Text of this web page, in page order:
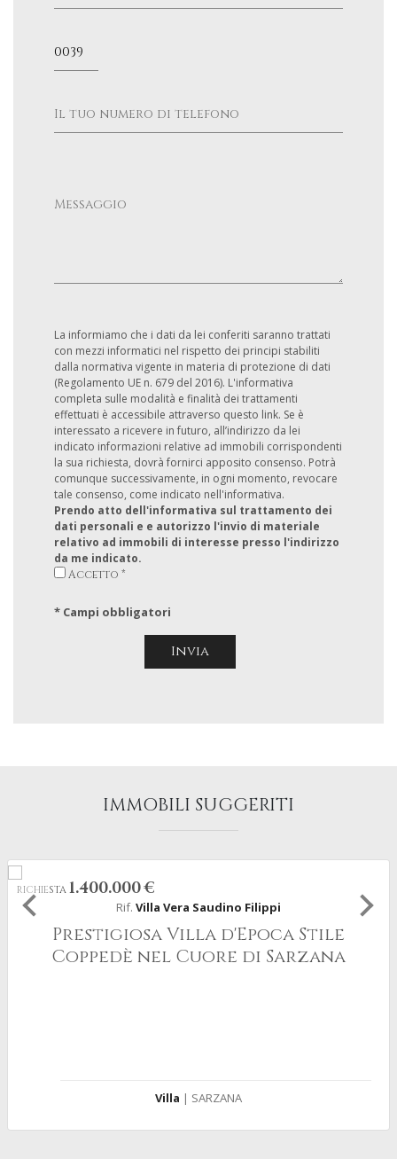
La informiamo che i dati da lei conferiti saranno trattati
con mezzi informatici nel rispetto dei principi stabiliti
dalla normativa vigente in materia di protezione di dati
(Regolamento UE n. 679 del 2016). L'informativa
completa sulle modalità e finalità dei trattamenti
effettuati è accessibile attraverso questo link. Se è
interessato a ricevere in futuro, all’indirizzo da lei
indicato informazioni relative ad immobili corrispondenti
la sua richiesta, dovrà fornirci apposito consenso. Potrà
comunque successivamente, in ogni momento, revocare
tale consenso, come indicato nell'informativa.
Prendo atto dell'informativa sul trattamento dei
dati personali e e autorizzo l'invio di materiale
relativo ad immobili di interesse presso l'indirizzo
da me indicato.
Accetto *
* Campi obbligatori
IMMOBILI SUGGERITI
RICHIESTA1.400.000 €
Rif. Villa Vera Saudino Filippi
Prestigiosa Villa d'Epoca Stile
Coppedè nel Cuore di Sarzana
Villa | SARZANA